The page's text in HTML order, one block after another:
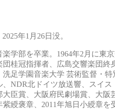
年1月26日没。
学部を卒業。1964年2月に東
桂冠指揮者、広島交響楽団終
洗足学園音楽大学 芸術監督・
NDR北ドイツ放送響、スイス
臣賞、大阪府民劇場賞、大阪
綬褒章、2011年旭日小綬章を